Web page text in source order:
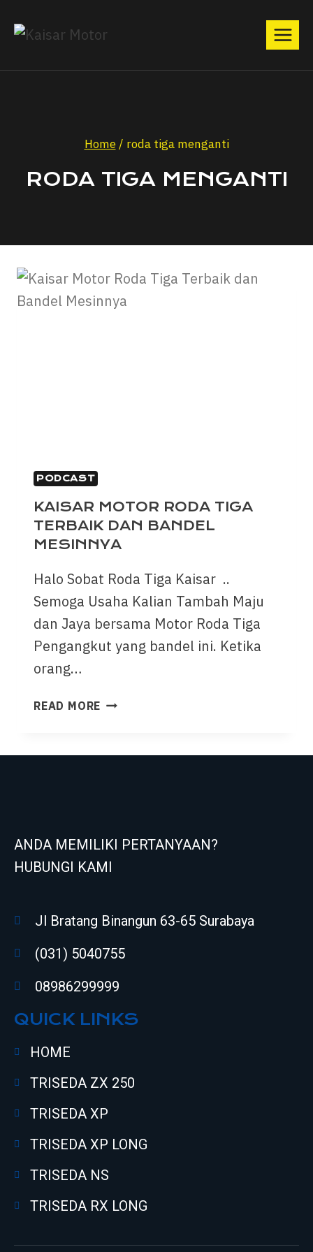
Home / roda tiga menganti
RODA TIGA MENGANTI
PODCAST
KAISAR MOTOR RODA TIGA
TERBAIK DAN BANDEL
MESINNYA
Halo Sobat Roda Tiga Kaisar ..
Semoga Usaha Kalian Tambah Maju
dan Jaya bersama Motor Roda Tiga
Pengangkut yang bandel ini. Ketika
orang…
READ MORE
ANDA MEMILIKI PERTANYAAN?
HUBUNGI KAMI
Jl Bratang Binangun 63-65 Surabaya
(031) 5040755
08986299999
QUICK LINKS
HOME
TRISEDA ZX 250
TRISEDA XP
TRISEDA XP LONG
TRISEDA NS
TRISEDA RX LONG